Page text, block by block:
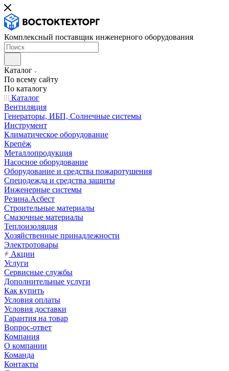
Комплексный поставщик инженерного оборудования
Каталог
По всему сайту
По каталогу
Каталог
Вентиляция
Генераторы, ИБП, Солнечные системы
Инструмент
Климатическое оборудование
Крепёж
Металлопродукция
Насосное оборудование
Оборудование и средства пожаротушения
Спецодежда и средства защиты
Инженерные системы
Резина.Асбест
Строительные материалы
Смазочные материалы
Теплоизоляция
Хозяйственные принадлежности
Электротовары
Акции
Услуги
Сервисные службы
Дополнительные услуги
Как купить
Условия оплаты
Условия доставки
Гарантия на товар
Вопрос-ответ
Компания
О компании
Команда
Контакты